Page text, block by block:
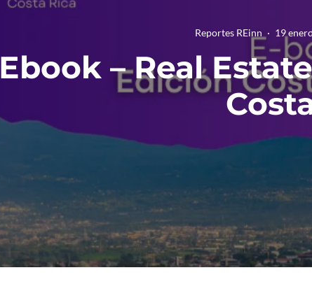
Reportes REinn · 19
Ebook – Real